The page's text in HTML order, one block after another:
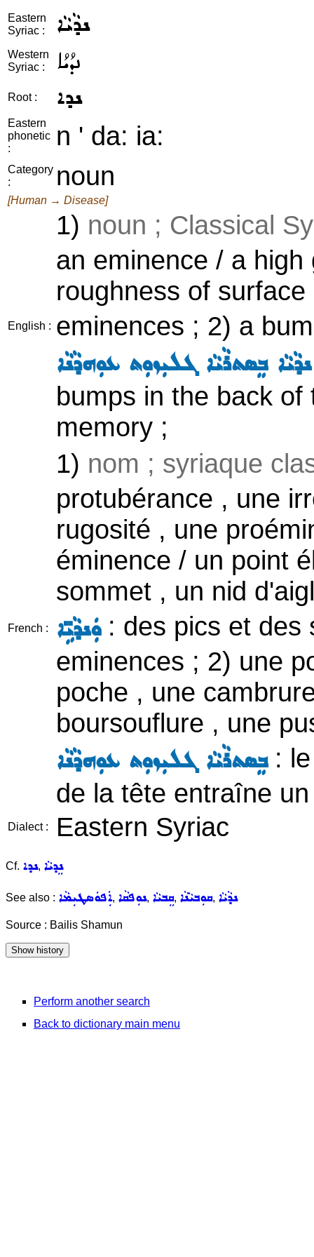
Eastern
Syriac :
ܢܕܵܝܵܐ
Western
Syriac :
ܢܕܳܝܳܐ
Root : ܢܕܐ
Eastern
phonetic
:
n ' da: ia:
Category
:
noun
[Human → Disease]
English :
1) noun ; Classical
an eminence / a
roughness of
eminences ; 2) a
ܒܸܣܬܪܵܝܵܐ ܓܠܝܼܙܘܼܬ ܥܘܼܗܕܵܢܵܐ
bumps in the back
memory ;
French :
1) nom ; syriaque
protubérance , une
rugosité , une
éminence / un point
sommet , un nid
ܘܲܢܕܵܝܹ̈ܐ: des pics et des
eminences ; 2) une
poche , une
boursouflure , une
ܒܸܣܬܪܵܝܵܐ ܓܠܝܼܙܘܼܬ ܥܘܼܗܕܵܢܵܐ: le
de la tête entraîne
Dialect : Eastern Syriac
Cf. ܢܕܐ, ܢܸܕܝܵܐ
See also : ܐܲܦܘܿܣܛܝܼܡܵܐ, ܢܘܼܦܩܵܐ, ܩܸܒܝܵܐ, ܩܘܼܒܝܵܢܵܐ, ܢܕܵܝܵܐ
Source : Bailis Shamun
Perform another search
Back to dictionary main menu